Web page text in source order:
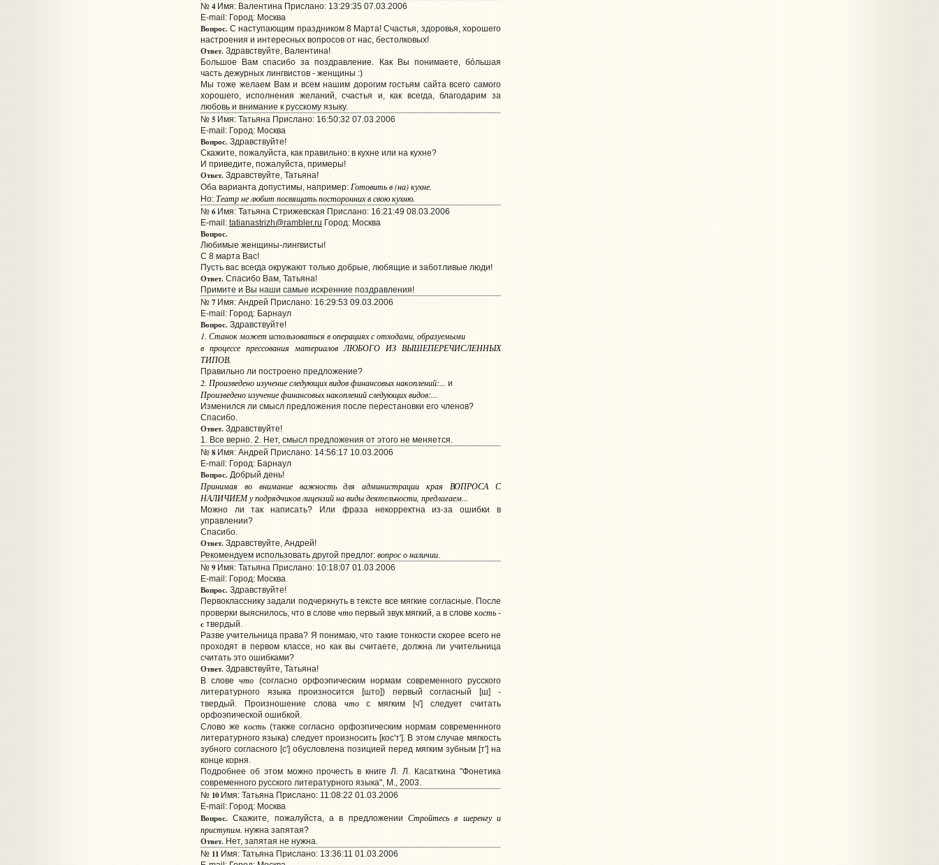
№ 4Имя: Валентина Прислано: 13:29:35 07.03.2006
E-mail: Город: Москва
Вопрос.С наступающим праздником 8 Марта! Счастья, здоровья, хорошего
настроения и интересных вопросов от нас, бестолковых!
Ответ.Здравствуйте, Валентина!
Большое Вам спасибо за поздравление. Как Вы понимаете, бóльшая
часть дежурных лингвистов - женщины :)
Мы тоже желаем Вам и всем нашим дорогим гостьям сайта всего самого
хорошего, исполнения желаний, счастья и, как всегда, благодарим за
любовь и внимание к русскому языку.
№ 5Имя: Татьяна Прислано: 16:50:32 07.03.2006
E-mail: Город: Москва
Вопрос.Здравствуйте!
Скажите, пожалуйста, как правильно: в кухне или на кухне?
И приведите, пожалуйста, примеры!
Ответ.Здравствуйте, Татьяна!
Оба варианта допустимы, например: Готовить в (на) кухне.
Но: Театр не любит посвящать посторонних в свою кухню.
№ 6Имя: Татьяна Стрижевская Прислано: 16:21:49 08.03.2006
E-mail: tatianastrizh@rambler.ru Город: Москва
Вопрос.
Любимые женщины-лингвисты!
С 8 марта Вас!
Пусть вас всегда окружают только добрые, любящие и заботливые люди!
Ответ.Спасибо Вам, Татьяна!
Примите и Вы наши самые искренние поздравления!
№ 7Имя: Андрей Прислано: 16:29:53 09.03.2006
E-mail: Город: Барнаул
Вопрос.Здравствуйте!
1. Станок может использоваться в операциях с отходами, образуемыми
в процессе прессования материалов ЛЮБОГО ИЗ ВЫШЕПЕРЕЧИСЛЕННЫХ
ТИПОВ.
Правильно ли построено предложение?
2. Произведено изучение следующих видов финансовых накоплений:... и
Произведено изучение финансовых накоплений следующих видов:...
Изменился ли смысл предложения после перестановки его членов?
Спасибо.
Ответ.Здравствуйте!
1. Все верно. 2. Нет, смысл предложения от этого не меняется.
№ 8Имя: Андрей Прислано: 14:56:17 10.03.2006
E-mail: Город: Барнаул
Вопрос.Добрый день!
Принимая во внимание важность для администрации края ВОПРОСА С
НАЛИЧИЕМ у подрядчиков лицензий на виды деятельности, предлагаем...
Можно ли так написать? Или фраза некорректна из-за ошибки в
управлении?
Спасибо.
Ответ.Здравствуйте, Андрей!
Рекомендуем использовать другой предлог: вопросоналичии.
№ 9Имя: Татьяна Прислано: 10:18:07 01.03.2006
E-mail: Город: Москва
Вопрос.Здравствуйте!
Первокласснику задали подчеркнуть в тексте все мягкие согласные. После
проверки выяснилось, что в слове чтопервый звук мягкий, а в слове кость-
ствердый.
Разве учительница права? Я понимаю, что такие тонкости скорее всего не
проходят в первом классе, но как вы считаете, должна ли учительница
считать это ошибками?
Ответ.Здравствуйте, Татьяна!
В словечто (согласно орфоэпическим нормам современного русского
литературного языка произносится [што]) первый согласный [ш] -
твердый. Произношение слова чтос мягким [ч'] следует считать
орфоэпической ошибкой.
Cлово жекость (также согласно орфоэпическим нормам современнного
литературного языка) следует произносить [кос'т']. В этом случае мягкость
зубного согласного [c'] обусловлена позицией перед мягким зубным [т'] на
конце корня.
Подробнее об этом можно прочесть в книге Л. Л. Касаткина "Фонетика
современного русского литературного языка", М., 2003.
№ 10Имя: Татьяна Прислано: 11:08:22 01.03.2006
E-mail: Город: Москва
Вопрос.Скажите, пожалуйста, а в предложении Стройтесь в шеренгу и
приступим. нужна запятая?
Ответ.Нет, запятая не нужна.
№ 11Имя: Татьяна Прислано: 13:36:11 01.03.2006